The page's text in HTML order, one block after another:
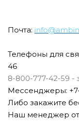
Почта:
Телефоны для
46
8-800-777-42-59 -
Мессенджеры:
Либо закажите
Наш менеджер